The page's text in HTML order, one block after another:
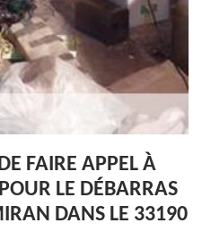
FAIRE APPEL À
LE DÉBARRAS
DANS LE 33190